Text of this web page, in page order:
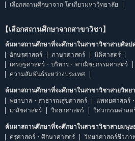
เลือกสถานศึกษาจาก โตเกียวมหาวิทยาลัย
【เลือกสถานศึกษาจากสาขาวิชา】
ค้นหาสถานศึกษาที่จะศึกษาในสาขาวิชาสายศิลป
อักษรศาสตร์
ภาษาศาสตร์
นิติศาสตร์
เศรษฐศาสตร์・บริหาร・พาณิชยกรรมศาสตร์
ความสัมพันธ์ระหว่างประเทศ
ค้นหาสถานศึกษาที่จะศึกษาในสาขาวิชาสายวิทย
พยาบาล・สาธารณสุขศาสตร์
แพทยศาสตร์
เภสัชศาสตร์
วิทยาศาสตร์ วิศวกรรมศาสต
ค้นหาสถานศึกษาที่จะศึกษาในสาขาวิชาสายมนุษ
ครุศาสตร์・ศึกษาศาสตร์
วิทยาศาสตร์ชีวภา